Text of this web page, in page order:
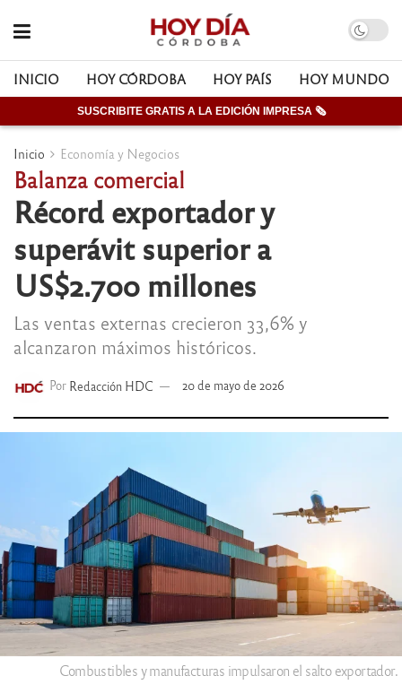
INICIO HOY CÓRDOBA HOY PAÍS HOY MUNDO
SUSCRIBITE GRATIS A LA EDICIÓN IMPRESA 🗞
Inicio Economía y Negocios
Balanza comercial
Récord exportador y
superávit superior a
US$2.700 millones
Las ventas externas crecieron 33,6% y
alcanzaron máximos históricos.
Por Redacción HDC 20 de mayo de 2026
Combustibles y manufacturas impulsaron el salto exportador.